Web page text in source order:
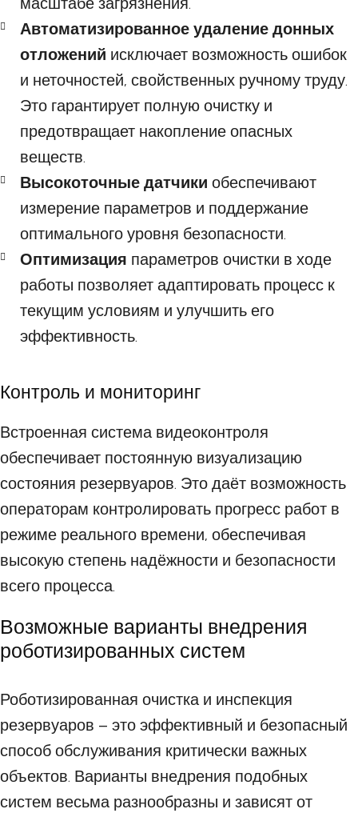
Автоматизированное удаление донных
отложений исключает возможность ошибок
и неточностей, свойственных ручному труду.
Это гарантирует полную очистку и
предотвращает накопление опасных
веществ.
Высокоточные датчики обеспечивают
измерение параметров и поддержание
оптимального уровня безопасности.
Оптимизация параметров очистки в ходе
работы позволяет адаптировать процесс к
текущим условиям и улучшить его
эффективность.
Контроль и мониторинг
Встроенная система видеоконтроля
обеспечивает постоянную визуализацию
состояния резервуаров. Это даёт возможность
операторам контролировать прогресс работ в
режиме реального времени, обеспечивая
высокую степень надёжности и безопасности
всего процесса.
Возможные варианты внедрения
роботизированных систем
Роботизированная очистка и инспекция
резервуаров – это эффективный и безопасный
способ обслуживания критически важных
объектов. Варианты внедрения подобных
систем весьма разнообразны и зависят от